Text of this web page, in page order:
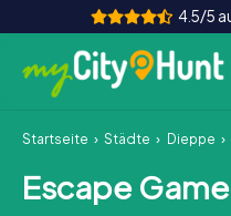
4.5/5
So funktioniert's
Städte
Startseite Städte Dieppe
Escape